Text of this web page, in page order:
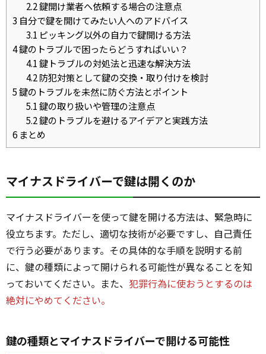
2.2鍵開け業者へ依頼する場合の注意点
3 自分で鍵を開けてみたい人へのアドバイス
3.1 ピッキング以外の自力で鍵開ける方法
4鍵のトラブルで困ったらどうすればいい？
4.1鍵トラブルの対処法と迅速な解決方法
4.2防犯対策として鍵の交換・取り付けを検討
5鍵のトラブルを未然に防ぐ方法とポイント
5.1鍵の取り扱いや管理の注意点
5.2鍵のトラブルを避けるアイデアと実践方法
6 まとめ
マイナスドライバーで鍵は開くのか
マイナスドライバーを使って鍵を開ける方法は、緊急時に
役立ちます。ただし、適切な技術が必要ですし、自己責任
で行う必要があります。その具体的な手順を説明する前
に、鍵の種類によって開けられる可能性が異なることを知
っておいてください。また、 犯罪行為に使おうとするのは
絶対にやめてください。
鍵の種類とマイナスドライバーで開ける可能性